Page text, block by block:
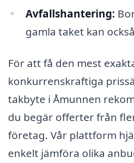
Avfallshantering:
gamla taket kan
För att få den mest
konkurrenskraftiga
takbyte i Åmunnen
du begär offerter från
företag. Vår plattform
enkelt jämföra olika